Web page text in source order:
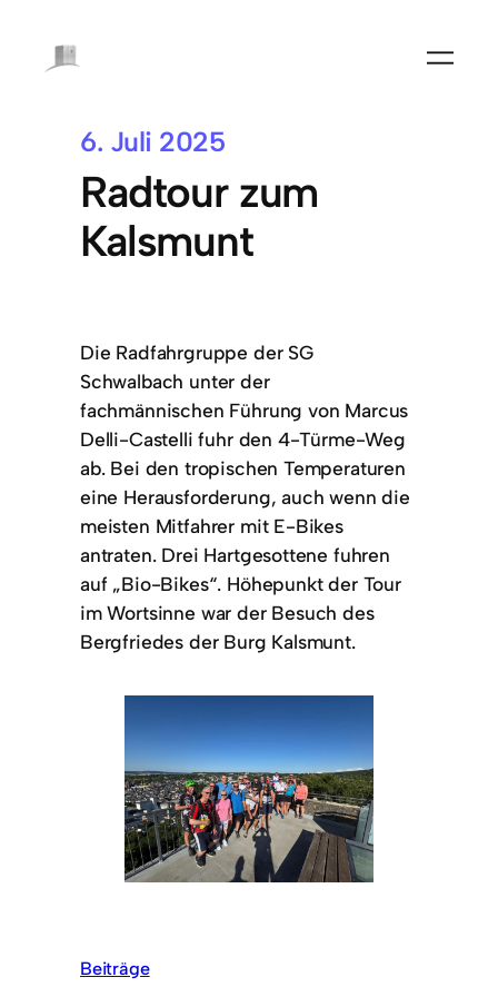
6. Juli 2025
Radtour zum
Kalsmunt
Die Radfahrgruppe der SG
Schwalbach unter der
fachmännischen Führung von Marcus
Delli-Castelli fuhr den 4-Türme-Weg
ab. Bei den tropischen Temperaturen
eine Herausforderung, auch wenn die
meisten Mitfahrer mit E-Bikes
antraten. Drei Hartgesottene fuhren
auf „Bio-Bikes“. Höhepunkt der Tour
im Wortsinne war der Besuch des
Bergfriedes der Burg Kalsmunt.
Beiträge